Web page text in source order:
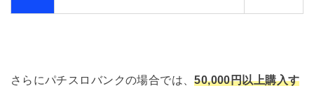
さらにパチスロバンクの場合では、50,000円以上購入す